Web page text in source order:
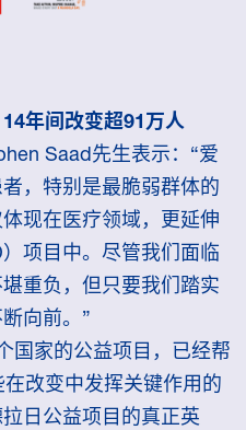
年间改变超91万人
Saad先生表示：“爱
，特别是最脆弱群体的
现在医疗领域，更延伸
项目中。尽管我们面临
重负，但只要我们踏实
向前。”
国家的公益项目，已经帮
改变中发挥关键作用的
日公益项目的真正英